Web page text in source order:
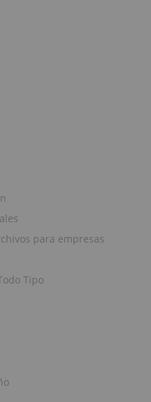
para empresas
Tipo